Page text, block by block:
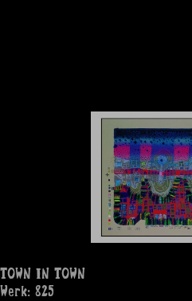
TOWN IN TOWN
Werk: 825